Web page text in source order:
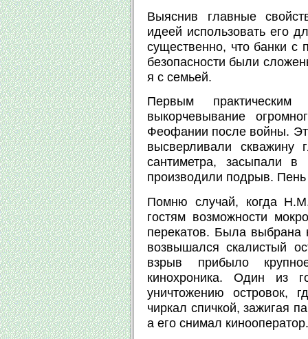
Выяснив главные
идеей использовать его
существенно, что банки с
безопасности были
я с семьей.
Первым практическим
выкорчевывание
Феофании после войны.
высверливали
сантиметра, засыпали
производили подрыв.
Помню случай, когда
гостям возможности
перекатов. Была выбрана
возвышался скалистый
взрыв прибыло
кинохроника. Один из
уничтожению островок,
чиркал спичкой, зажигая
а его снимал кинооператор.